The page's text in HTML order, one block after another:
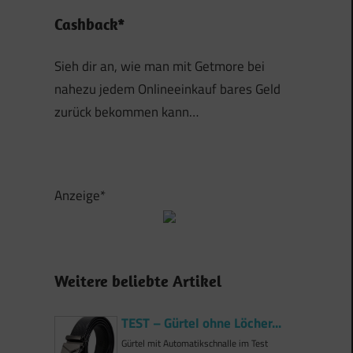
Cashback*
Sieh dir an, wie man mit Getmore bei
nahezu jedem Onlineeinkauf bares Geld
zurück bekommen kann…
Anzeige*
Weitere beliebte Artikel
TEST – Gürtel ohne Löcher...
Gürtel mit Automatikschnalle im Test